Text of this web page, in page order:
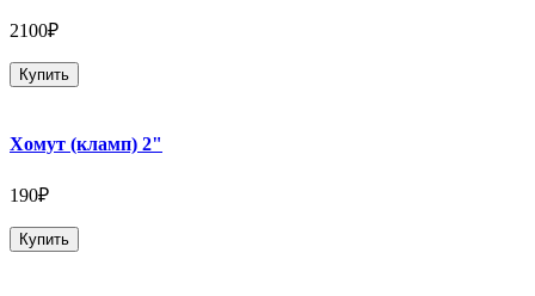
2100₽
Купить
Хомут (кламп) 2"
190₽
Купить